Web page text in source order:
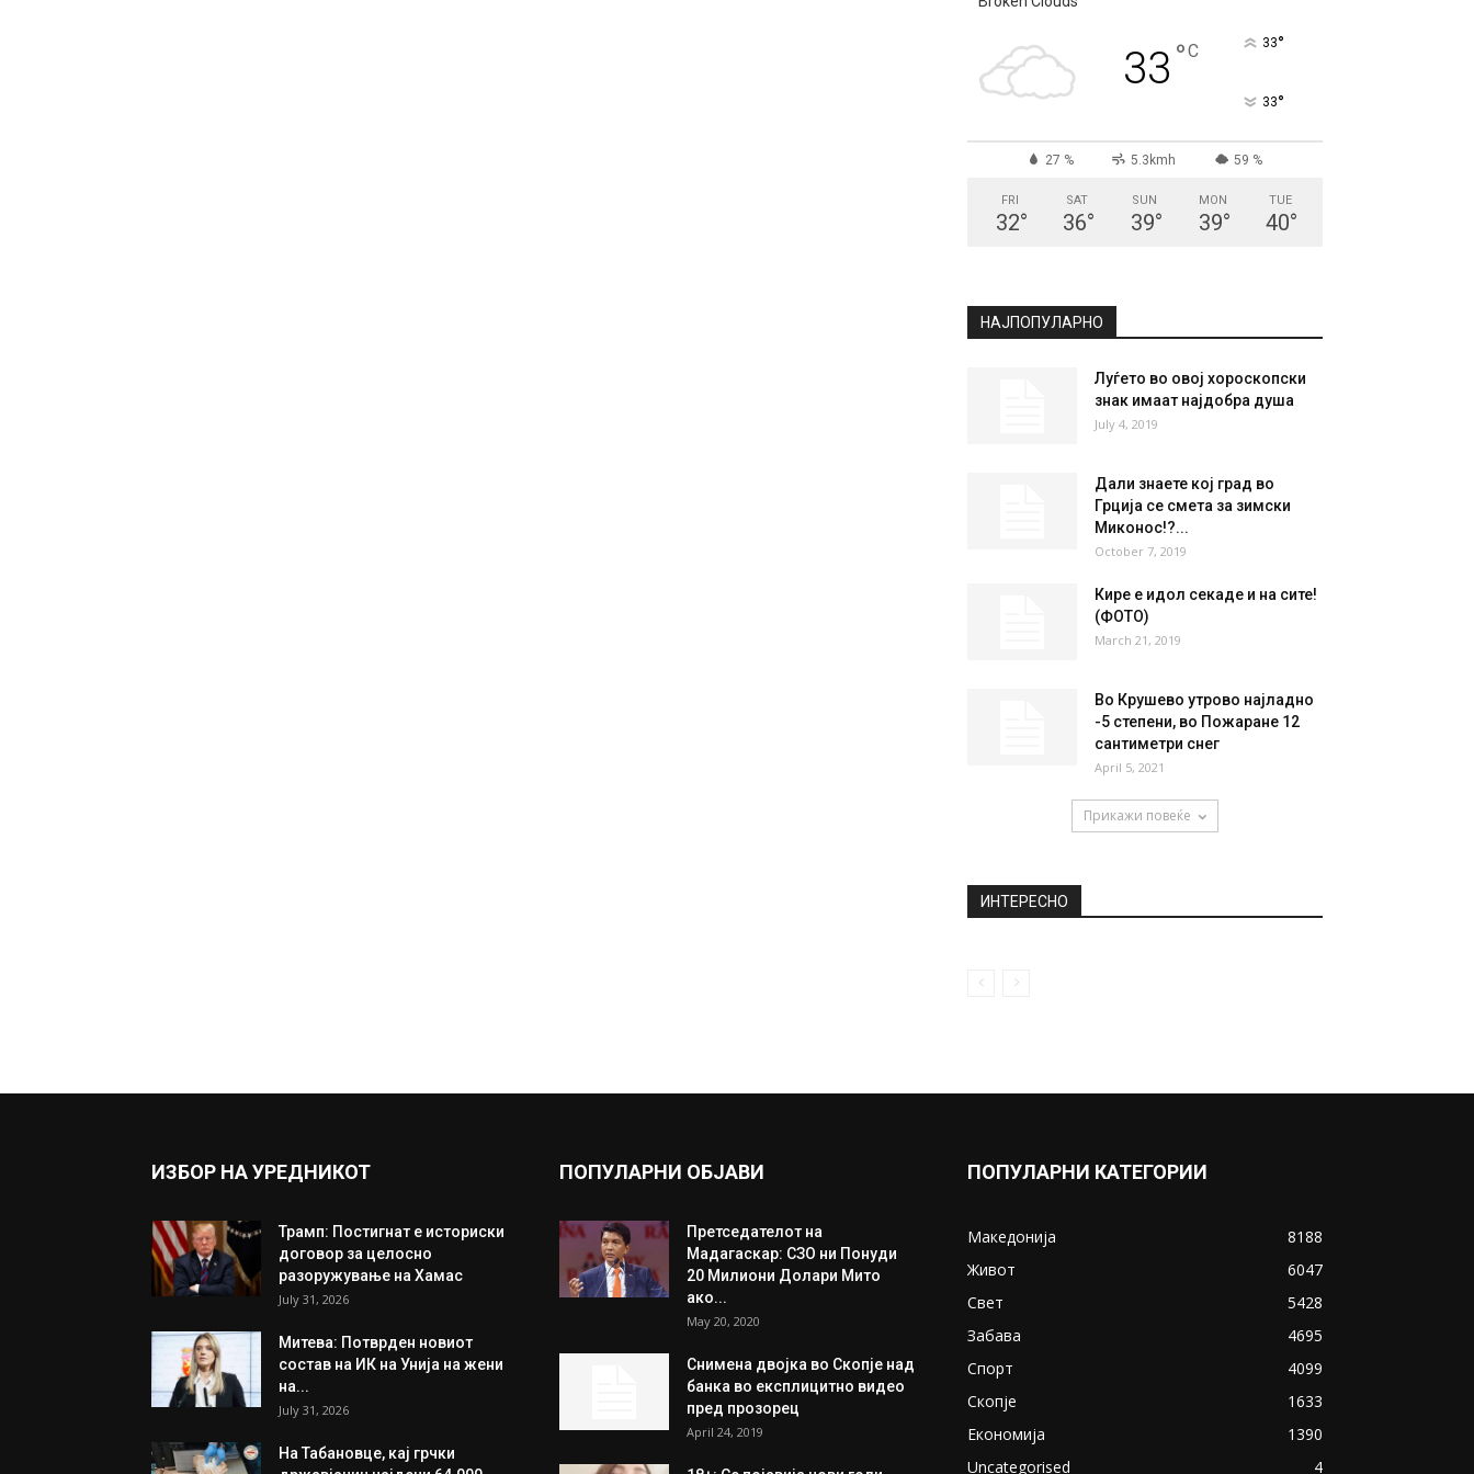
33 °C 33°
33°
27 % 5.3kmh 59 %
FRI
32°
SAT
36°
SUN
39°
MON
39°
TUE
40°
НАЈПОПУЛАРНО
Луѓето во овој хороскопски
знак имаат најдобра душа
July 4, 2019
Дали знаете кој град во
Грција се смета за зимски
Миконос!?...
October 7, 2019
Кире е идол секаде и на сите!
(ФОТО)
March 21, 2019
Во Крушево утрово најладно
-5 степени, во Пожаране 12
сантиметри снег
April 5, 2021
Прикажи повеќе
ИНТЕРЕСНО
ИЗБОР НА УРЕДНИКОТ
Трамп: Постигнат е историски
договор за целосно
разоружување на Хамас
July 31, 2026
Митева: Потврден новиот
состав на ИК на Унија на жени
на...
July 31, 2026
На Табановце, кај грчки
ПОПУЛАРНИ ОБЈАВИ
Претседателот на
Мадагаскар: СЗО ни Понуди
20 Милиони Долари Мито
ако...
May 20, 2020
Снимена двојка во Скопје над
банка во експлицитно видео
пред прозорец
April 24, 2019
ПОПУЛАРНИ КАТЕГОРИИ
Македонија
8188
Живот
6047
Свет
5428
Забава
4695
Спорт
4099
Скопје
1633
Економија
1390
Uncategorised
4